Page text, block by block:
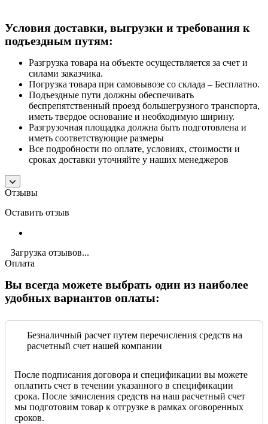
Условия доставки, выгрузки и требования к
подъездным путям:
Разгрузка товара на объекте осуществляется за счет и
силами заказчика.
Погрузка товара при самовывозе со склада – Бесплатно.
Подъездные пути должны обеспечивать
беспрепятственный проезд большегрузного транспорта,
иметь твердое основание и необходимую ширину.
Разгрузочная площадка должна быть подготовлена и
иметь соответствующие размеры
Все подробности по оплате, условиях, стоимости и
сроках доставки уточняйте у наших менеджеров
Отзывы
Оставить отзыв
Загрузка отзывов...
Оплата
Вы всегда можете выбрать один из наиболее
удобных вариантов оплаты:
Безналичный расчет путем перечисления средств на
расчетный счет нашей компании
После подписания договора и спецификации вы можете
оплатить счет в течении указанного в спецификации
срока. После зачисления средств на наш расчетный счет
мы подготовим товар к отгрузке в рамках оговоренных
сроков.